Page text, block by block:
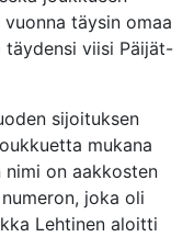
täysin omaa
viisi Päijät-
sijoituksen
mukana
nimi on aakkosten
joka oli
Lehtinen aloitti